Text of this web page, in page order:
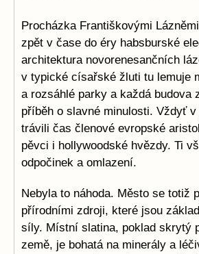
Procházka Františkovými
zpět v čase do éry habsburské
architektura novorenesančních
v typické císařské žluti tu lemuje
a rozsáhlé parky a každá budova
příběh o slavné minulosti. Vždyť
trávili čas členové evropské
pěvci i hollywoodské hvězdy. Ti
odpočinek a omlazení.
Nebyla to náhoda. Město se totiž
přírodními zdroji, které jsou
síly. Místní slatina, poklad skrytý
země, je bohatá na minerály a